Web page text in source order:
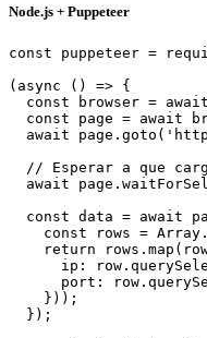
Node.js + Puppeteer
const puppeteer =
(async () => {
const browser =
const page = await
await
// Esperar a que
await
const data = await
const rows =
return
ip:
port:
    }));
  });